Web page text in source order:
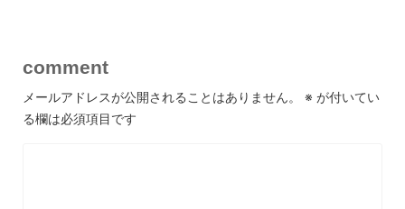
comment
メールアドレスが公開されることはありません。 ※ が付いてい
る欄は必須項目です